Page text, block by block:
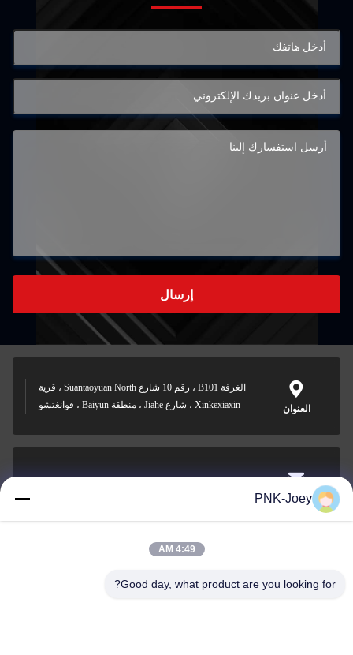
إرسال
العنوان
الغرفة B101 ، رقم 10 شارع Suantaoyuan North ، قرية
Xinkexiaxin ، شارع Jiahe ، منطقة Baiyun ، قوانغتشو
البريد
xianzhihao@gzxingchao.info
008613580404923
PNK-Joey
4:49 AM
Good day, what product are you looking for?